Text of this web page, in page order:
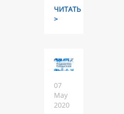
ЧИТАТЬ
>
07
May
2020